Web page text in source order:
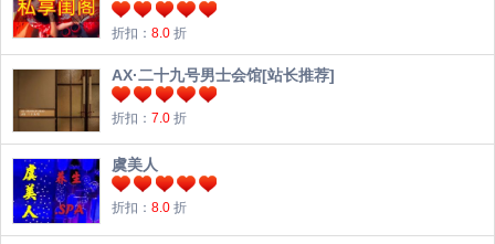
折扣： 8.0 折
AX·二十九号男士会馆[站长推荐]
折扣： 7.0 折
虞美人
折扣： 8.0 折